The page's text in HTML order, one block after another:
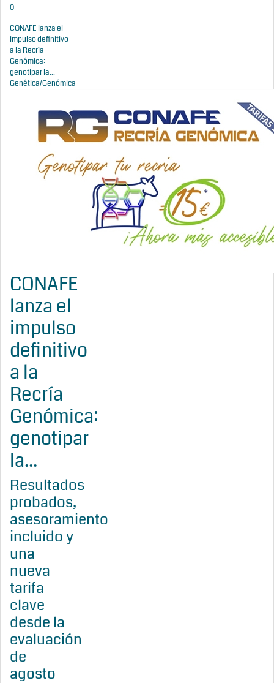
0
CONAFE lanza el
impulso definitivo
a la Recría
Genómica:
genotipar la...
Genética/Genómica
CONAFE
lanza el
impulso
definitivo
a la
Recría
Genómica:
genotipar
la...
Resultados
probados,
asesoramiento
incluido y
una
nueva
tarifa
clave
desde la
evaluación
de
agosto